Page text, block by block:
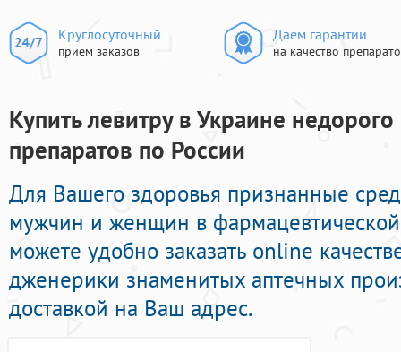
Круглосуточный
прием заказов
Даем гарантии
на качество
Купить левитру в Украине
препаратов по России
Для Вашего здоровья признанные
мужчин и женщин в
можете удобно заказать online
дженерики знаменитых аптечных
доставкой на Ваш адрес.